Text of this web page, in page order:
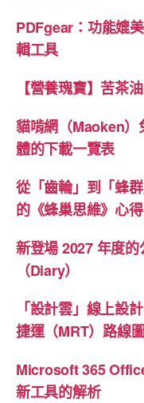
PDFgear：功能媲
輯工具
【營養瑰寶】苦茶
貓啃網（Maoken）
體的下載一覽表
從「齒輪」到「蜂
的《蜂巢思維》心得
新登場 2027 年度
（Diary）
「設計雲」線上設
捷運（MRT）路線
Microsoft 365
新工具的解析